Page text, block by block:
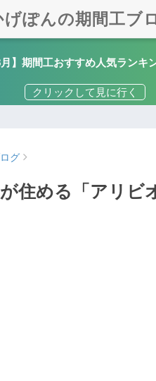
げぽんの期間工ブ
月】期間工おすすめ人気ランキ
グ
住める「アリビ